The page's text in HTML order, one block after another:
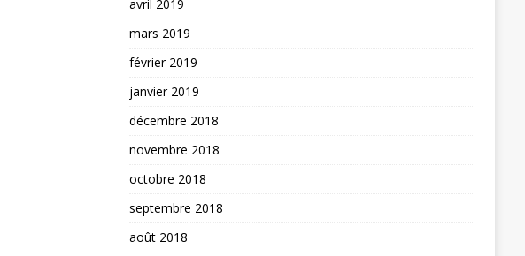
avril 2019
mars 2019
février 2019
janvier 2019
décembre 2018
novembre 2018
octobre 2018
septembre 2018
août 2018